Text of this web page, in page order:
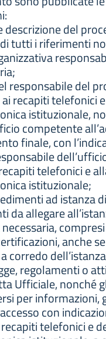
descrizione del
tutti i riferimenti
responsabile del
recapiti telefonici
istituzionale,
competente
finale, con
telefonici e
istituzionale;
ad istanza
da allegare
anche
corredo
regolamenti o
Ufficiale, nonché
per informazioni,
con
telefonici e